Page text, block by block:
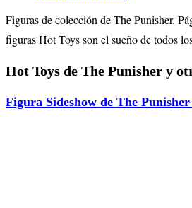
Figuras de colección de The Punisher.
figuras Hot Toys son el sueño de todos
Hot Toys de The Punisher y
Figura Sideshow de The Punisher